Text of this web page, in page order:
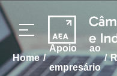
home /
apoio ao
empresário
/